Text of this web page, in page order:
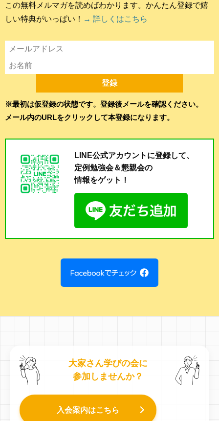
この無料メルマガを読めばわかります。かんたん登録で嬉
しい特典がいっぱい！ → 詳しくはこちら
※最初は仮登録の状態です。登録後メールを確認ください。
メール内のURLをクリックして本登録になります。
LINE公式アカウントに登録して、
定例勉強会＆懇親会の
情報をゲット！
大家さん学びの会に
参加しませんか？
入会案内はこちら